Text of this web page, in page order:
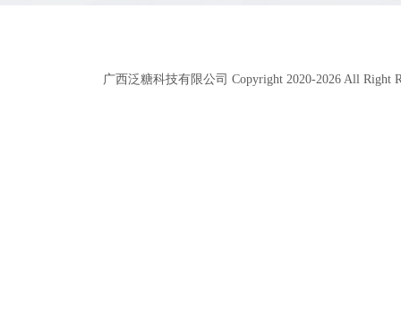
广西泛糖科技有限公司 Copyright 2020-2026 All Right